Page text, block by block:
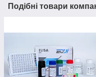
Подібні товари